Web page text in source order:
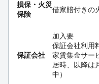
損保・ 火災
保険
借家賠付きの
保証会社
加入要
保証会社利用
家賃集金サー
居時、以降は
中）